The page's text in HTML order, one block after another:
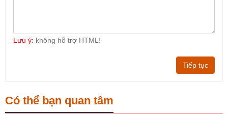
Lưu ý: không hỗ trợ HTML!
Tiếp tục
Có thể bạn quan tâm